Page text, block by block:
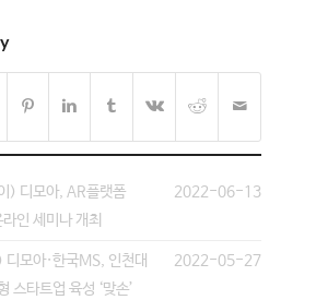
) 디모아, AR플랫폼
인 세미나 개최
2022-06-13
디모아·한국MS, 인천대
스타트업 육성 ‘맞손’
2022-05-27